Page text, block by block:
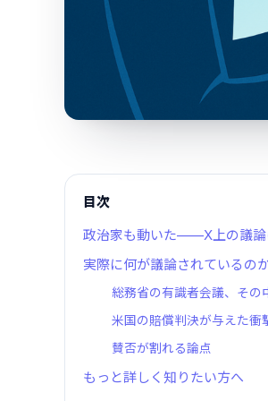
目次
政治家も動いた——X上の議論
実際に何が議論されているの
総務省の有識者会議、その
米国の賠償判決が与えた衝
賛否が割れる論点
もっと詳しく知りたい方へ